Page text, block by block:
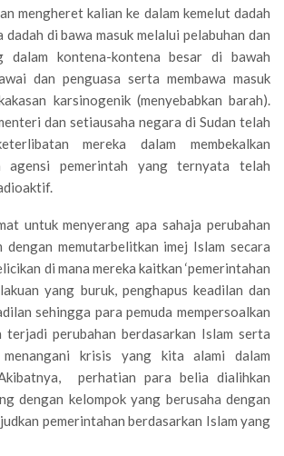
mengheret kalian ke dalam kemelut dadah
dadah di bawa masuk melalui pelabuhan dan
dalam kontena-kontena besar di bawah
dan penguasa serta membawa masuk
karsinogenik (menyebabkan barah).
dan setiausaha negara di Sudan telah
mereka dalam membekalkan
agensi pemerintah yang ternyata telah
untuk menyerang apa sahaja perubahan
dengan memutarbelitkan imej Islam secara
di mana mereka kaitkan ‘pemerintahan
yang buruk, penghapus keadilan dan
sehingga para pemuda mempersoalkan
terjadi perubahan berdasarkan Islam serta
menangani krisis yang kita alami dalam
perhatian para belia dialihkan
dengan kelompok yang berusaha dengan
pemerintahan berdasarkan Islam yang